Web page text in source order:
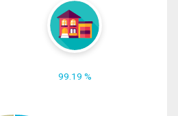
99.19 %